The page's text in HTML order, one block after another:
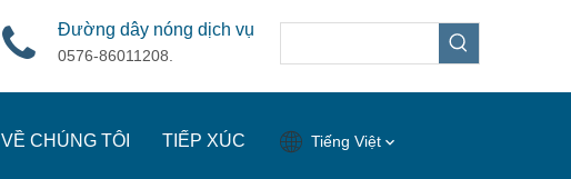
Đường dây nóng dịch vụ
0576-86011208.
VỀ CHÚNG TÔI TIẾP XÚC Tiếng Việt